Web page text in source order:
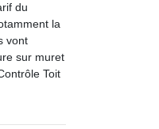
du
la
vont
sur muret
Toit